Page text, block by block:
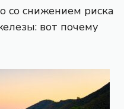
со снижением риска
вот почему